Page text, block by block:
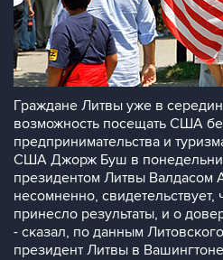
Граждане Литвы уже в
возможность посещать США
предпринимательства и
США Джорж Буш в
президентом Литвы Валдасом
несомненно,
принесло результаты, и о
- сказал, по данным
президент Литвы в Вашингтоне